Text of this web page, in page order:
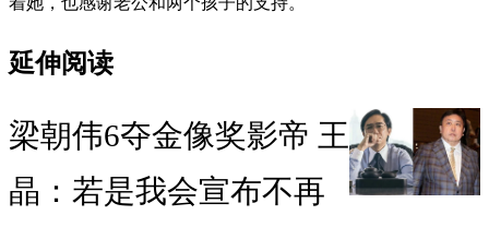
延伸阅读
梁朝伟6夺金像奖影帝 王
晶：若是我会宣布不再